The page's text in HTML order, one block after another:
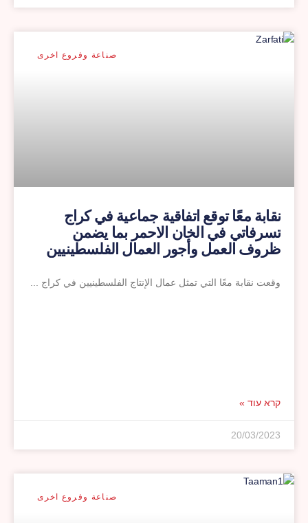
صناعة وفروع اخرى
نقابة معًا توقع اتفاقية جماعية في كراج
تسرفاتي في الخان الاحمر بما يضمن
ظروف العمل وأجور العمال الفلسطينيين
وقعت نقابة معًا التي تمثل عمال الإنتاج الفلسطينيين في كراج
קרא עוד »
20/03/2023
صناعة وفروع اخرى